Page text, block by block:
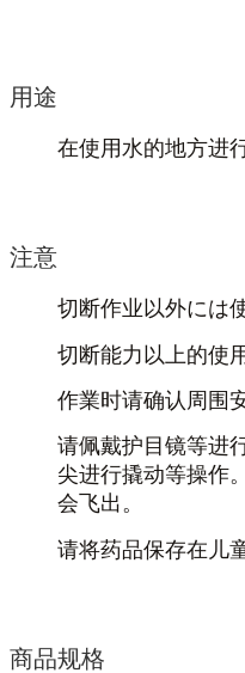
用途
在使用水的地方进
注意
切断作业以外には
切断能力以上的使
作業时请确认周围
请佩戴护目镜等进
尖进行撬动等操作
会飞出。
请将药品保存在儿
商品规格